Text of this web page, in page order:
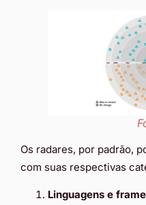
Os radares, por padrão,
com suas respectivas
Linguagens e